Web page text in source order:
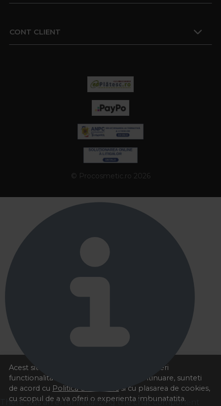
Acest site foloseste cookies pentru a va oferi
functionalitatea dorita. Navigand in continuare, sunteti
de acord cu Politica de cookies si cu plasarea de cookies,
cu scopul de a va oferi o experienta imbunatatita.
CONT CLIENT
© Procosmetic.ro 2026
There was an error initializing the chat component